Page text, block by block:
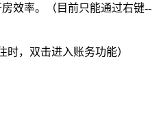
效率。（目前只能通过右键--
，双击进入账务功能）